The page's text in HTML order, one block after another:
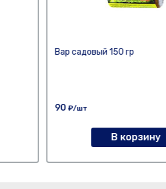
Вар садовый 150 гр
90 ₽/шт
В корзину